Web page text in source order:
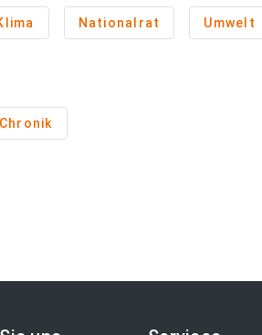
Nationalrat Umwelt
Chronik